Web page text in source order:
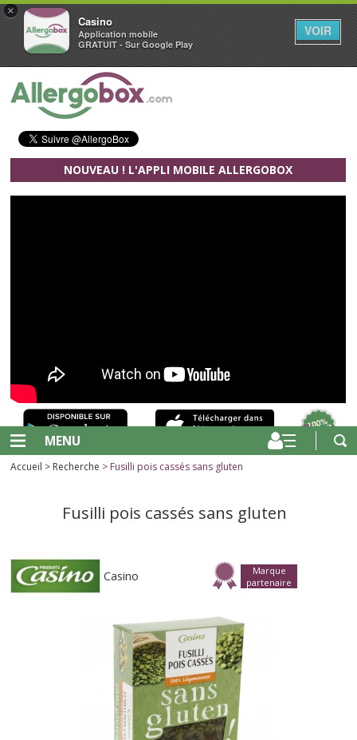
×
Casino
Application mobile
GRATUIT - Sur Google Play
VOIR
Aller au contenu principal
NOUVEAU ! L'APPLI MOBILE ALLERGOBOX
MENU
Accueil > Recherche > Fusilli pois cassés sans gluten
Fusilli pois cassés sans gluten
Casino
Marque
partenaire